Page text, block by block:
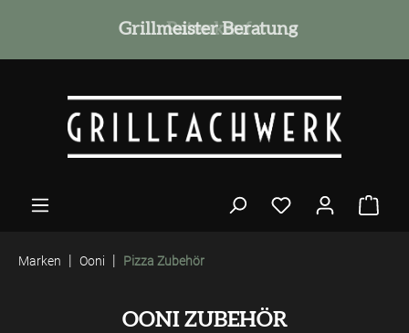
Grillmeister Beratung
Marken | Ooni | Pizza Zubehör
OONI ZUBEHÖR